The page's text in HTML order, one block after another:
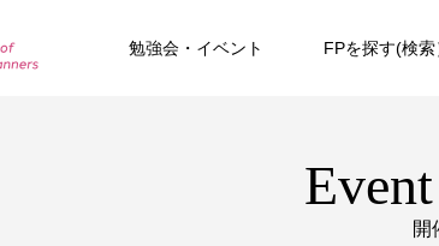
勉強会・イベント FPを探す(検索
開